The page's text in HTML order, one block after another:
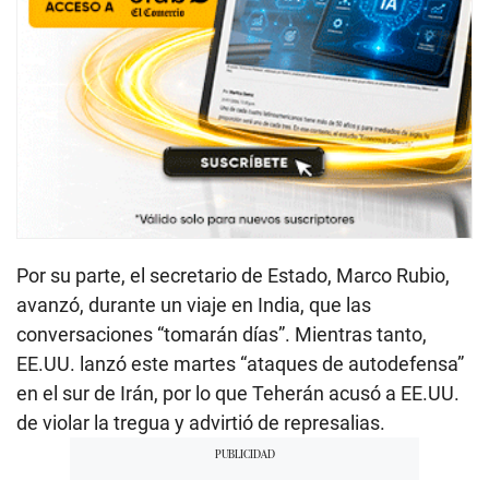
Por su parte, el secretario de Estado, Marco Rubio,
avanzó, durante un viaje en India, que las
conversaciones “tomarán días”. Mientras tanto,
EE.UU. lanzó este martes “ataques de autodefensa”
en el sur de Irán, por lo que Teherán acusó a EE.UU.
de violar la tregua y advirtió de represalias.